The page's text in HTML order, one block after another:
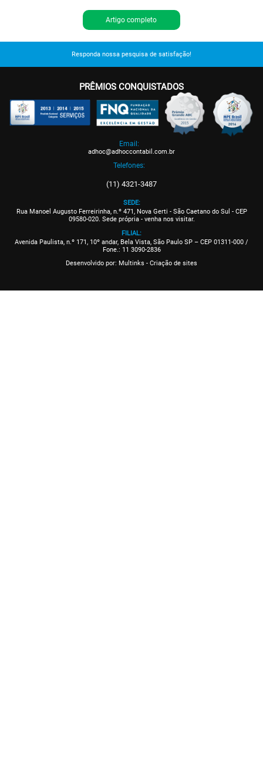
Artigo completo
Responda nossa pesquisa de satisfação!
PRÊMIOS CONQUISTADOS
Email:
adhoc@adhoccontabil.com.br
Telefones:
(11) 4321-3487
SEDE:
Rua Manoel Augusto Ferreirinha, n.º 471, Nova Gerti - São Caetano do Sul - CEP
09580-020. Sede própria - venha nos visitar.
FILIAL:
Avenida Paulista, n.º 171, 10º andar, Bela Vista, São Paulo SP – CEP 01311-000 /
Fone.: 11 3090-2836
Desenvolvido por: Multinks - Criação de sites